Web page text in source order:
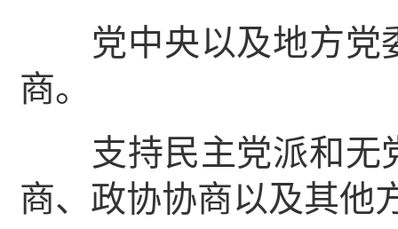
党中央以及地方党
商。
支持民主党派和无
商、政协协商以及其他